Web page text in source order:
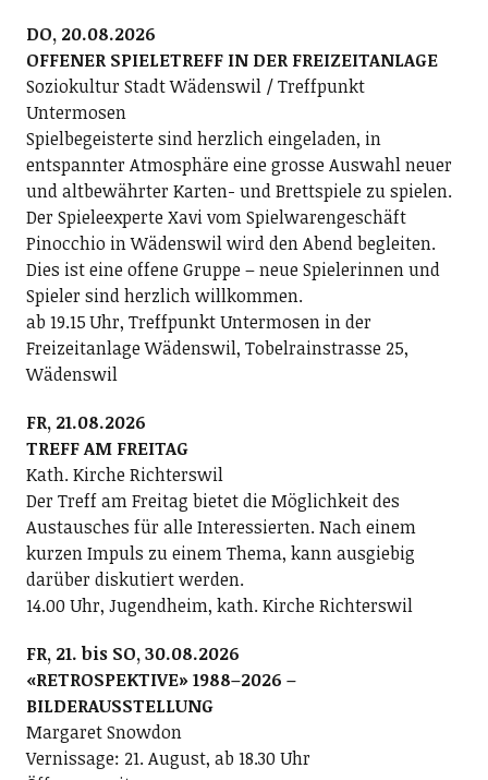
DO, 20.08.2026
OFFENER SPIELETREFF IN DER FREIZEITANLAGE
Soziokultur Stadt Wädenswil / Treffpunkt
Untermosen
Spielbegeisterte sind herzlich eingeladen, in
entspannter Atmosphäre eine grosse Auswahl neuer
und altbewährter Karten- und Brettspiele zu spielen.
Der Spieleexperte Xavi vom Spielwarengeschäft
Pinocchio in Wädenswil wird den Abend begleiten.
Dies ist eine offene Gruppe – neue Spielerinnen und
Spieler sind herzlich willkommen.
ab 19.15 Uhr, Treffpunkt Untermosen in der
Freizeitanlage Wädenswil, Tobelrainstrasse 25,
Wädenswil
FR, 21.08.2026
TREFF AM FREITAG
Kath. Kirche Richterswil
Der Treff am Freitag bietet die Möglichkeit des
Austausches für alle Interessierten. Nach einem
kurzen Impuls zu einem Thema, kann ausgiebig
darüber diskutiert werden.
14.00 Uhr, Jugendheim, kath. Kirche Richterswil
FR, 21. bis SO, 30.08.2026
«RETROSPEKTIVE» 1988–2026 –
BILDERAUSSTELLUNG
Margaret Snowdon
Vernissage: 21. August, ab 18.30 Uhr